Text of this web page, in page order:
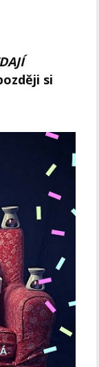
si